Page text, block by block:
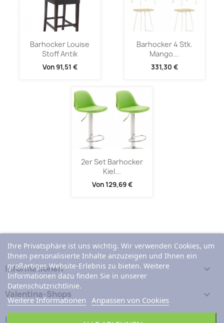
Barhocker Louise
Stoff Antik
Von91,51 €
Barhocker 4 Stk.
Mango...
331,30 €
2er Set Barhocker
Kiel...
Von129,69 €
Informationen 
Valentina-Shops 
Ihr Konto
Ihre Privatsphäre ist uns wichtig. Wir verwenden Cookies, um
Ihnen personalisierte Inhalte anzuzeigen und Ihnen ein
großartiges Website-Erlebnis zu bieten. Weitere
Informationen dazu finden Sie in unserer
Datenschutzrichtlinie.
Weitere Informationen Anpassen von Cookies